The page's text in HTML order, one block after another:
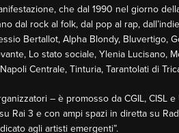
che dal 1990 nel giorno
dal rock al folk, dal pop al rap,
Bertallot, Alpha Blondy, Bluvertigo,
Lo stato sociale, Ylenia Lucisano,
Centrale, Tinturia, Tarantolati di
– è promosso da CGIL, CISL
Rai 3 e con ampi spazi in diretta su
agli artisti emergenti”.